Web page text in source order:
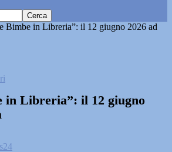
Bimbe in Libreria”: il 12 giugno 2026 ad
in Libreria”: il 12 giugno